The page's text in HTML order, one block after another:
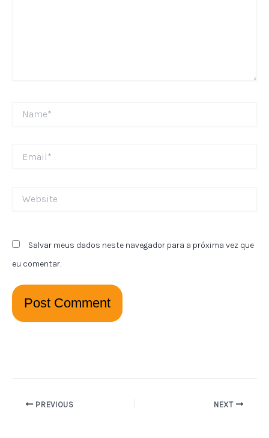
Salvar meus dados neste navegador para a próxima vez que
eu comentar.
PREVIOUS NEXT